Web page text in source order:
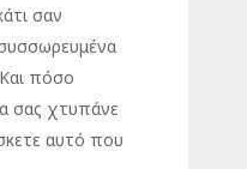
σαν
πόσο
σας χτυπάνε
αυτό που